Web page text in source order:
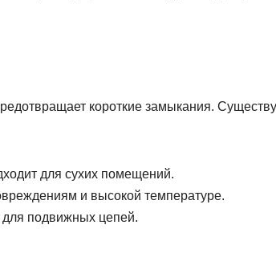
короткие замыкания.
для сухих помещений.
и высокой температуре.
подвижных цепей.